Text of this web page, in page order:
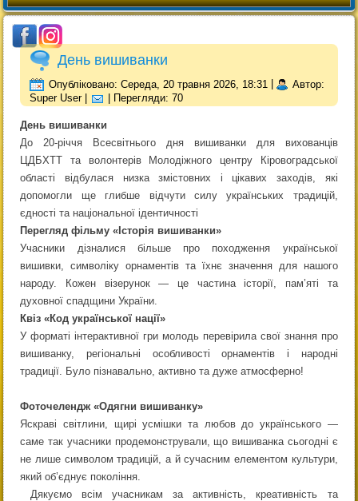
День вишиванки
Опубліковано: Середа, 20 травня 2026, 18:31
Автор:
Super User| | Перегляди: 70
День вишиванки
До 20-річчя Всесвітнього дня вишиванки для вихованців
ЦДБХТТ та волонтерів Молодіжного центру Кіровоградської
області відбулася низка змістовних і цікавих заходів, які
допомогли ще глибше відчути силу українських традицій,
єдності та національної ідентичності
Перегляд фільму «Історія вишиванки»
Учасники дізналися більше про походження української
вишивки, символіку орнаментів та їхнє значення для нашого
народу. Кожен візерунок — це частина історії, пам’яті та
духовної спадщини України.
Квіз «Код української нації»
У форматі інтерактивної гри молодь перевірила свої знання про
вишиванку, регіональні особливості орнаментів і народні
традиції. Було пізнавально, активно та дуже атмосферно!
Фоточелендж «Одягни вишиванку»
Яскраві світлини, щирі усмішки та любов до українського —
саме так учасники продемонстрували, що вишиванка сьогодні є
не лише символом традицій, а й сучасним елементом культури,
який об’єднує покоління.
Дякуємо всім учасникам за активність, креативність та